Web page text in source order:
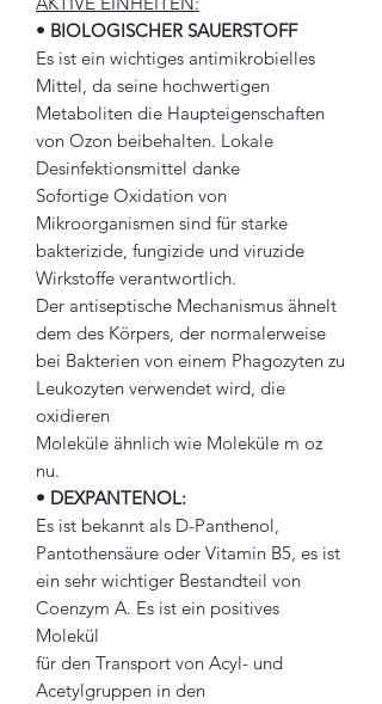
• BIOLOGISCHER SAUERSTOFF
Es ist ein wichtiges antimikrobielles
Mittel, da seine hochwertigen
Metaboliten die Haupteigenschaften
von Ozon beibehalten. Lokale
Desinfektionsmittel danke
Sofortige Oxidation von
Mikroorganismen sind für starke
bakterizide, fungizide und viruzide
Wirkstoffe verantwortlich.
Der antiseptische Mechanismus ähnelt
dem des Körpers, der normalerweise
bei Bakterien von einem Phagozyten zu
Leukozyten verwendet wird, die
oxidieren
Moleküle ähnlich wie Moleküle m oz
nu.
• DEXPANTENOL:
Es ist bekannt als D-Panthenol,
Pantothensäure oder Vitamin B5, es ist
ein sehr wichtiger Bestandteil von
Coenzym A. Es ist ein positives
Molekül
für den Transport von Acyl- und
Acetylgruppen in den